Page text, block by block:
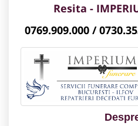
Resita -
0769.909.000 /